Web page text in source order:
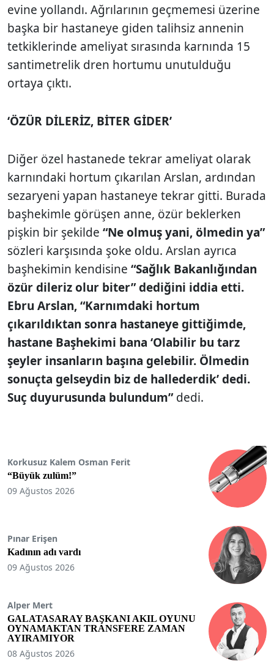
evine yollandı. Ağrılarının geçmemesi üzerine
başka bir hastaneye giden talihsiz annenin
tetkiklerinde ameliyat sırasında karnında 15
santimetrelik dren hortumu unutulduğu
ortaya çıktı.
‘ÖZÜR DİLERİZ, BİTER GİDER’
Diğer özel hastanede tekrar ameliyat olarak
karnındaki hortum çıkarılan Arslan, ardından
sezaryeni yapan hastaneye tekrar gitti. Burada
başhekimle görüşen anne, özür beklerken
pişkin bir şekilde “Ne olmuş yani, ölmedin ya”
sözleri karşısında şoke oldu. Arslan ayrıca
başhekimin kendisine “Sağlık Bakanlığından
özür dileriz olur biter” dediğini iddia etti.
Ebru Arslan, “Karnımdaki hortum
çıkarıldıktan sonra hastaneye gittiğimde,
hastane Başhekimi bana ‘Olabilir bu tarz
şeyler insanların başına gelebilir. Ölmedin
sonuçta gelseydin biz de hallederdik’ dedi.
Suç duyurusunda bulundum”dedi.
Korkusuz Kalem Osman Ferit
“Büyük zulüm!”
09 Ağustos 2026
Pınar Erişen
Kadının adı vardı
09 Ağustos 2026
Alper Mert
GALATASARAY BAŞKANI AKIL OYUNU
OYNAMAKTAN TRANSFERE ZAMAN
AYIRAMIYOR
08 Ağustos 2026